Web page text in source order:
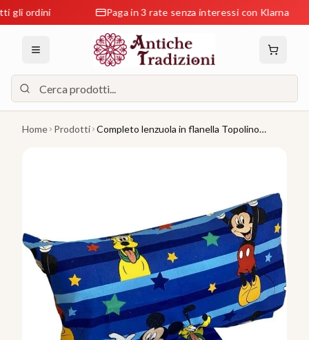
Paga in 3 rate senza interessi con Klarna
Home Prodotti Completo lenzuola in flanella Topolino